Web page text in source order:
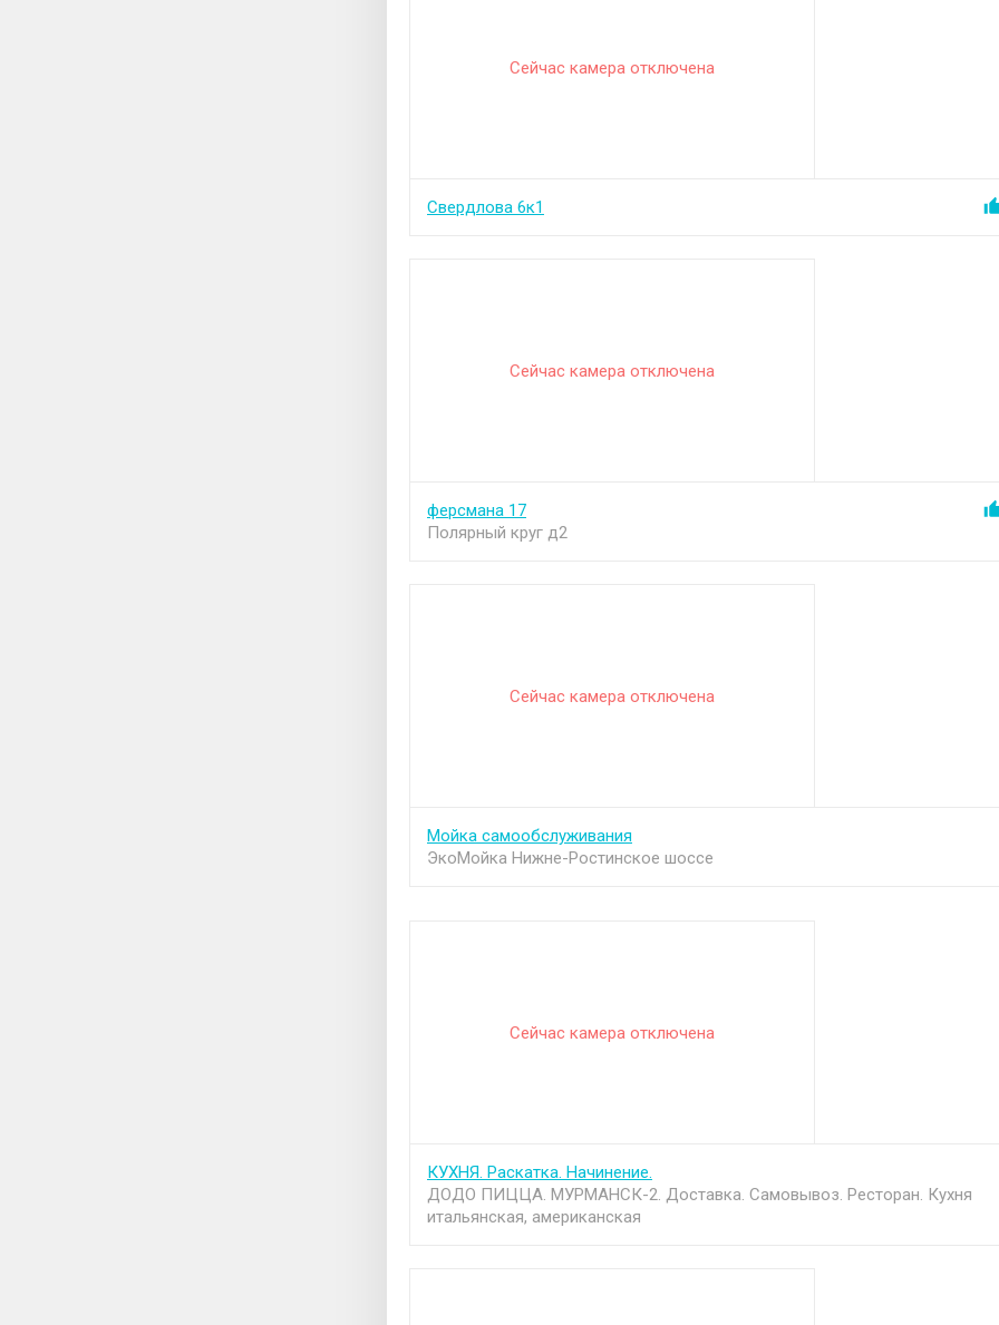
Сейчас камера отключена
Свердлова 6к1
Сейчас камера отключена
ферсмана 17
Полярный круг д2
Сейчас камера отключена
Мойка самообслуживания
ЭкоМойка Нижне-Ростинское шоссе
Сейчас камера отключена
КУХНЯ. Раскатка. Начинение.
ДОДО ПИЦЦА. МУРМАНСК-2. Доставка. Самовывоз. Ресторан. Кухня
итальянская, американская